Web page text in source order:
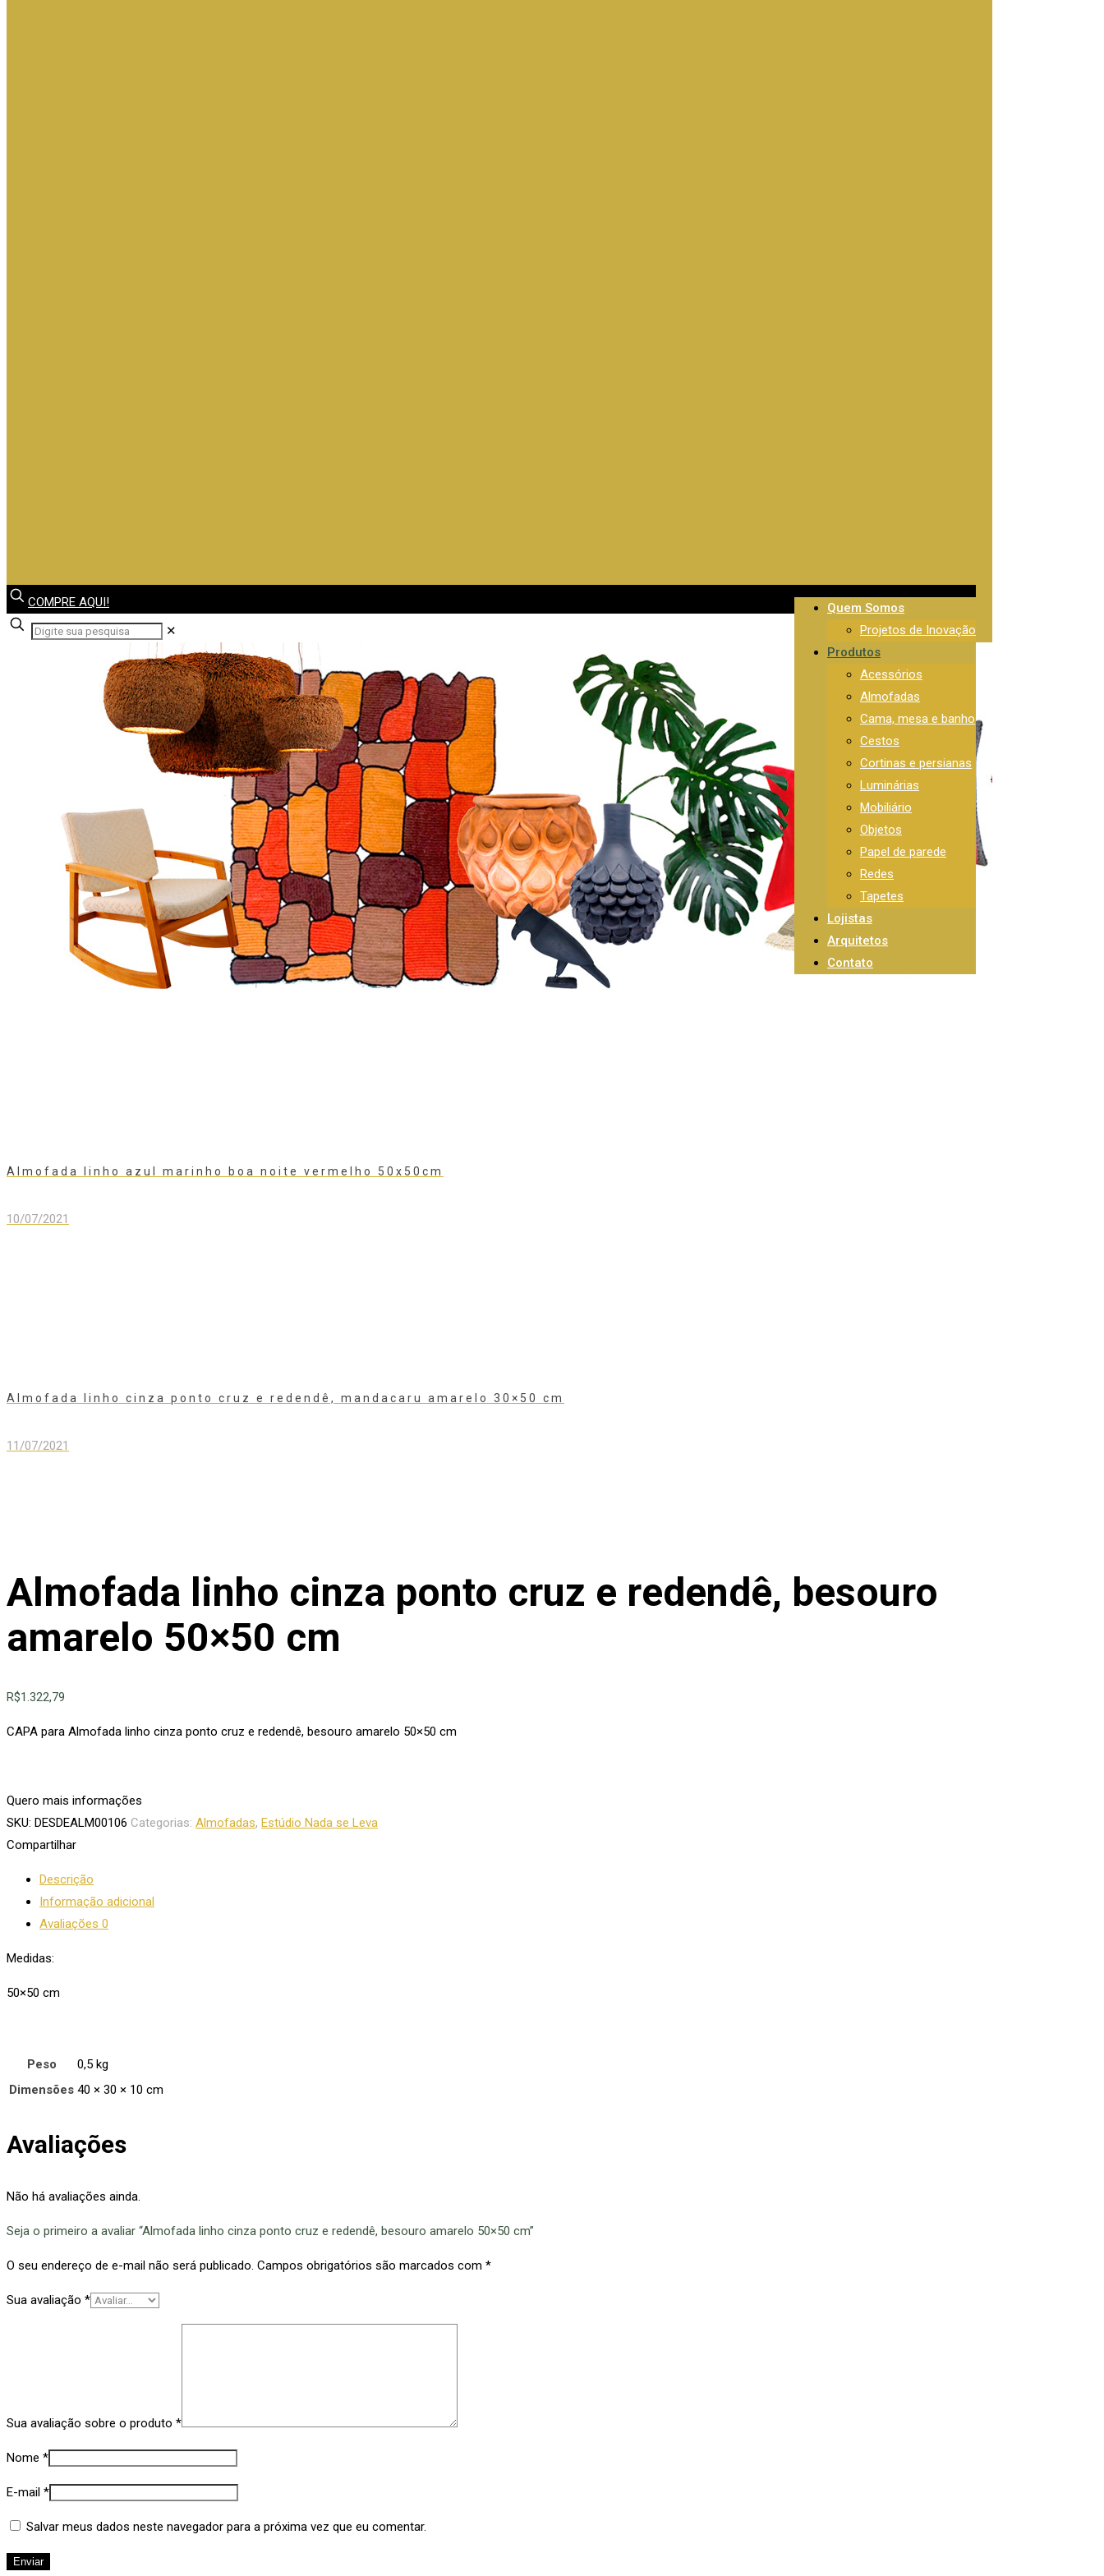
Quem Somos
Projetos de Inovação
Produtos
Acessórios
Almofadas
Cama, mesa e banho
Cestos
Cortinas e persianas
Luminárias
Mobiliário
Objetos
Papel de parede
Redes
Tapetes
Lojistas
Arquitetos
Contato
COMPRE AQUI!
✕
Almofada linho azul marinho boa noite vermelho 50x50cm
10/07/2021
Almofada linho cinza ponto cruz e redendê, mandacaru amarelo 30×50 cm
11/07/2021
Almofada linho cinza ponto cruz e redendê, besouro
amarelo 50×50 cm
R$1.322,79
CAPA para Almofada linho cinza ponto cruz e redendê, besouro amarelo 50×50 cm
Quero mais informações
SKU: DESDEALM00106 Categorias: Almofadas, Estúdio Nada se Leva
Compartilhar
Descrição
Informação adicional
Avaliações 0
Medidas:
50×50 cm
Peso
0,5 kg
Dimensões 40 × 30 × 10 cm
Avaliações
Não há avaliações ainda.
Seja o primeiro a avaliar “Almofada linho cinza ponto cruz e redendê, besouro amarelo 50×50 cm”
O seu endereço de e-mail não será publicado. Campos obrigatórios são marcados com *
Sua avaliação *
Sua avaliação sobre o produto *
Nome *
E-mail *
Salvar meus dados neste navegador para a próxima vez que eu comentar.